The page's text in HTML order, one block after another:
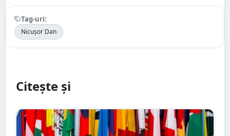
Tag-uri:
Nicușor Dan
Citește și